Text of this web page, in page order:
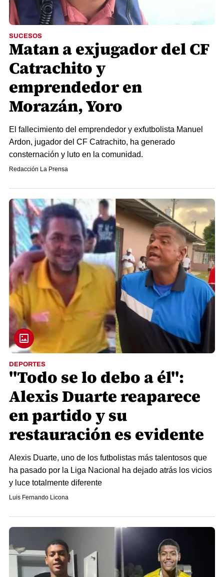
SUCESOS
Matan a exjugador del CF
Catrachito y
emprendedor en
Morazán, Yoro
El fallecimiento del emprendedor y exfutbolista Manuel
Ardon, jugador del CF Catrachito, ha generado
consternación y luto en la comunidad.
Redacción La Prensa
DEPORTES
"Todo se lo debo a él":
Alexis Duarte reaparece
en partido y su
restauración es evidente
Alexis Duarte, uno de los futbolistas más talentosos que
ha pasado por la Liga Nacional ha dejado atrás los vicios
y luce totalmente diferente
Luis Fernando Licona